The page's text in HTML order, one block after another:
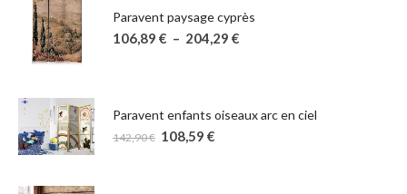
Paravent paysage cyprès
106,89 € – 204,29 €
Paravent enfants oiseaux arc en ciel
142,90€ 108,59 €